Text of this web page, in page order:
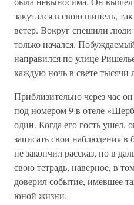
закутался в свою шинель,
ветер. Вокруг спешили
только начался.
направился по улице
каждую ночь в свете
Приблизительно через час
под номером 9 в отеле
один. Когда его гость ушел,
записать свои наблюдения
не закончил рассказ, но в
свою тетрадь, наверное, в
доверил событие, имевшее
юной жизни.